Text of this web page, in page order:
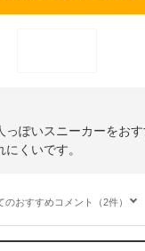
ぽいスニーカーをお
くいです。
のおすすめコメント（2件）